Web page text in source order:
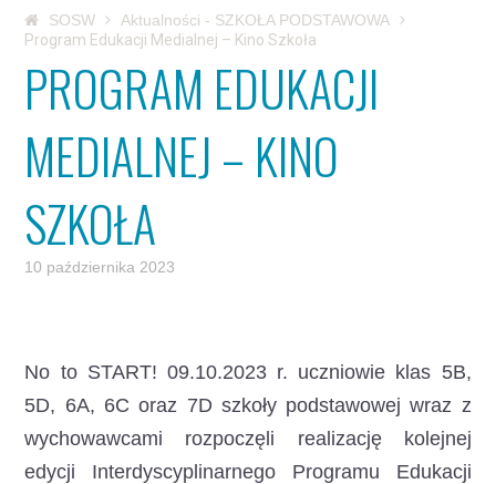
SOSW
Aktualności - SZKOŁA PODSTAWOWA
Program Edukacji Medialnej – Kino Szkoła
PROGRAM EDUKACJI
MEDIALNEJ – KINO
SZKOŁA
10 października 2023
No to START! 09.10.2023 r. uczniowie klas 5B,
5D, 6A, 6C oraz 7D szkoły podstawowej wraz z
wychowawcami rozpoczęli realizację kolejnej
edycji Interdyscyplinarnego Programu Edukacji